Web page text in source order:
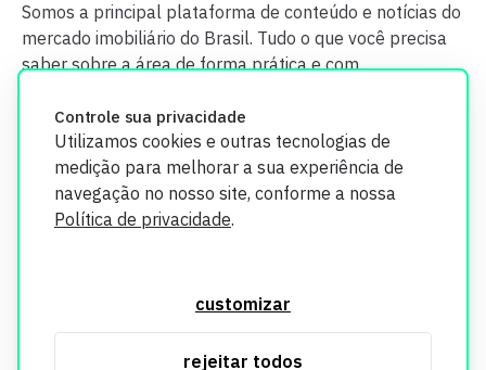
Controle sua privacidade
Utilizamos cookies e outras tecnologias de
medição para melhorar a sua experiência de
navegação no nosso site, conforme a nossa
Política de privacidade.
customizar
rejeitar todos
Somos a principal plataforma de conteúdo e notícias do
mercado imobiliário do Brasil. Tudo o que você precisa
saber sobre a área de forma prática e com
segurança. Todos os dados coletados em nosso site são
utilizados exclusivamente para fins de aprimoramento de
informações, consulte nossa Política de Privacidade.